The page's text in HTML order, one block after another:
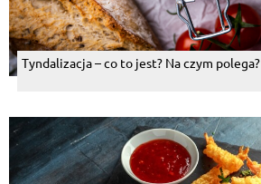
Tyndalizacja – co to jest? Na czym polega?